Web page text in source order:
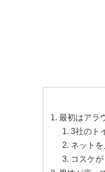
最初はアラ
3社のト
ネット
コスケ